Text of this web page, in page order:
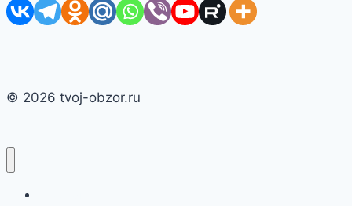
© 2026 tvoj-obzor.ru